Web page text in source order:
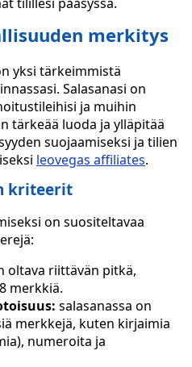
merkitys
yksi tärkeimmistä
Salasanasi on
ja muihin
tärkeää luoda ja ylläpitää
suojaamiseksi ja tilien
leovegas affiliates.
kriteerit
on suositeltavaa
oltava riittävän pitkä,
merkkiä.
salasanassa on
merkkejä, kuten kirjaimia
numeroita ja